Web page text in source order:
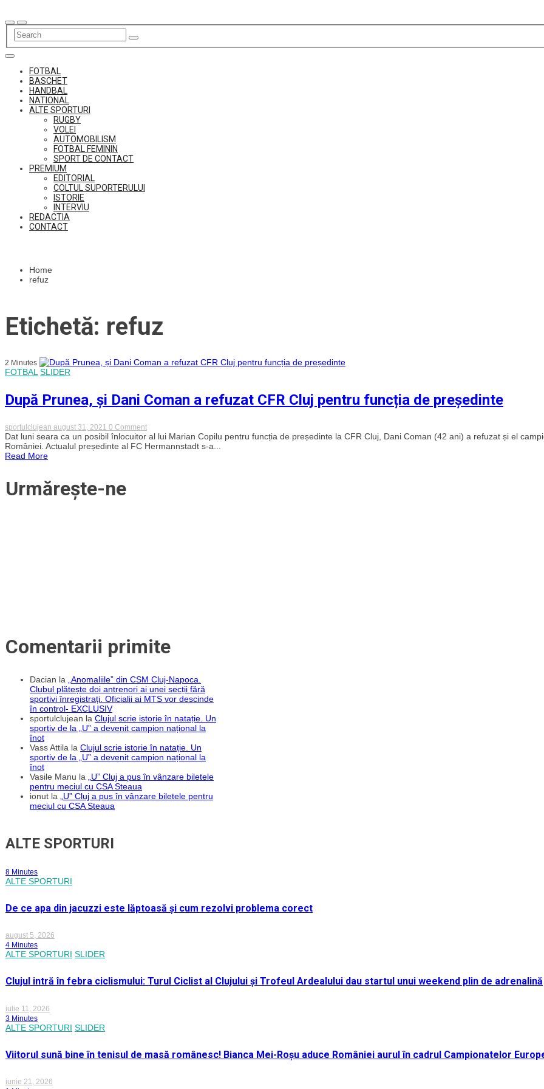
to
content
FOTBAL
BASCHET
HANDBAL
NATIONAL
ALTE SPORTURI
RUGBY
VOLEI
AUTOMOBILISM
FOTBAL FEMININ
SPORT DE CONTACT
PREMIUM
EDITORIAL
COLTUL SUPORTERULUI
ISTORIE
INTERVIU
REDACTIA
CONTACT
Home
refuz
Etichetă: refuz
2 Minutes
FOTBAL SLIDER
După Prunea, și Dani Coman a refuzat CFR Cluj pentru funcția de președinte
sportulclujean august 31, 2021 0 Commenton
După
Prunea,
și
Dat luni seara ca un posibil înlocuitor al lui Marian Copilu pentru funcția de președinte la CFR Cluj, Dani Coman (42 ani) a refuzat și el
României. Actualul președinte al FC Hermannstadt s-a...
Read More
Urmărește-ne
Comentarii primite
Dacian la
„Anomaliile” din CSM Cluj-Napoca.
Clubul plătește doi antrenori ai unei secții fără
sportivi înregistrați. Oficialii ai MTS vor descinde
în control- EXCLUSIV
sportulclujean la Clujul scrie istorie în natație. Un
sportiv de la „U” a devenit campion național la
înot
Vass Attila la Clujul scrie istorie în natație. Un
sportiv de la „U” a devenit campion național la
înot
Vasile Manu la
„U” Cluj a pus în vânzare biletele
pentru meciul cu CSA Steaua
ionut la
„U” Cluj a pus în vânzare biletele pentru
meciul cu CSA Steaua
ALTE SPORTURI
8 Minutes
ALTE SPORTURI
De ce apa din jacuzzi este lăptoasă și cum rezolvi problema corect
august 5, 2026
4 Minutes
ALTE SPORTURI SLIDER
Clujul intră în febra ciclismului: Turul Ciclist al Clujului și Trofeul Ardealului dau startul unui weekend plin de adrenalină
iulie 11, 2026
3 Minutes
ALTE SPORTURI SLIDER
Viitorul sună bine în tenisul de masă românesc! Bianca Mei-Roșu aduce României aurul în cadrul Campionatelor
iunie 21, 2026